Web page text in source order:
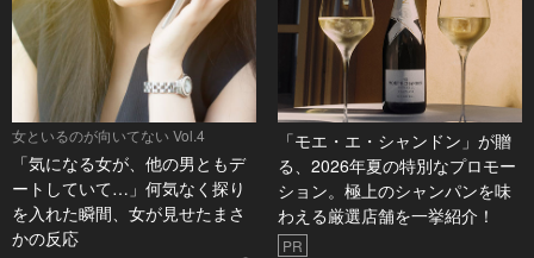
女といるのが向いてない Vol.4
「気になる女が、他の男ともデ
ートしていて…」何気なく探り
を入れた瞬間、女が見せたまさ
かの反応
「モエ・エ・シャンドン」が贈
る、2026年夏の特別なプロモー
ション。極上のシャンパンを味
わえる厳選店舗を一挙紹介！
PR